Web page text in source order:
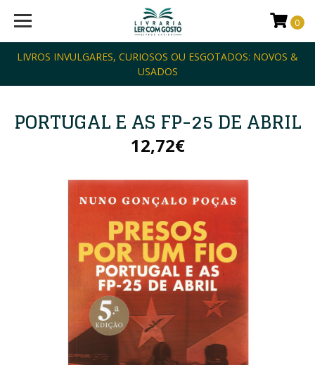
LIVROS INVULGARES, CURIOSOS OU ESGOTADOS: NOVOS &
USADOS
0
PORTUGAL E AS FP-25 DE ABRIL
12,72€